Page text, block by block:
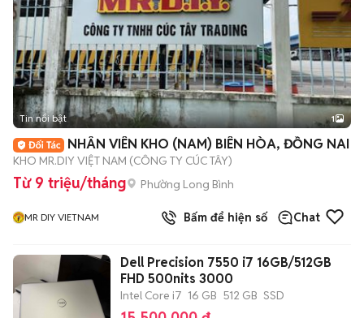
Tin nổi bật 1
NHÂN VIÊN KHO (NAM) BIÊN HÒA, ĐỒNG NAI
KHO MR.DIY VIỆT NAM (CÔNG TY CÚC TÂY)
Từ 9 triệu/tháng Phường Long Bình
MR DIY VIETNAM Bấm để hiện số Chat
Dell Precision 7550 i7 16GB/512GB
FHD 500nits 3000
Intel Core i7 16 GB 512 GB SSD